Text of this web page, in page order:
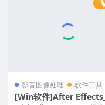
影音图像处理 软件工具
[Win软件]After